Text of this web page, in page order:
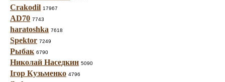
Crakodil 17967
AD70 7743
haratoshka 7618
Spektor 7249
Рыбак 6790
Николай Наседкин 5090
Ігор Кузьменко 4796